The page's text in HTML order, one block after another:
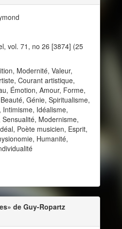
vol. 71, no 26 [3874] (25
Modernité, Valeur,
Courant artistique,
Émotion, Amour, Forme,
Génie, Spiritualisme,
Idéalisme,
Modernisme,
Poète musicien, Esprit,
Humanité,
de Guy-Ropartz